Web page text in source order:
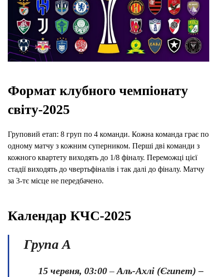
Формат клубного чемпіонату
світу-2025
Груповий етап: 8 груп по 4 команди. Кожна команда грає по
одному матчу з кожним суперником. Перші дві команди з
кожного квартету виходять до 1/8 фіналу. Переможці цієї
стадії виходять до чвертьфіналів і так далі до фіналу. Матчу
за 3-тє місце не передбачено.
Календар КЧС-2025
ГрупаA
15 червня, 03:00–Аль-Ахлі (Єгипет) –